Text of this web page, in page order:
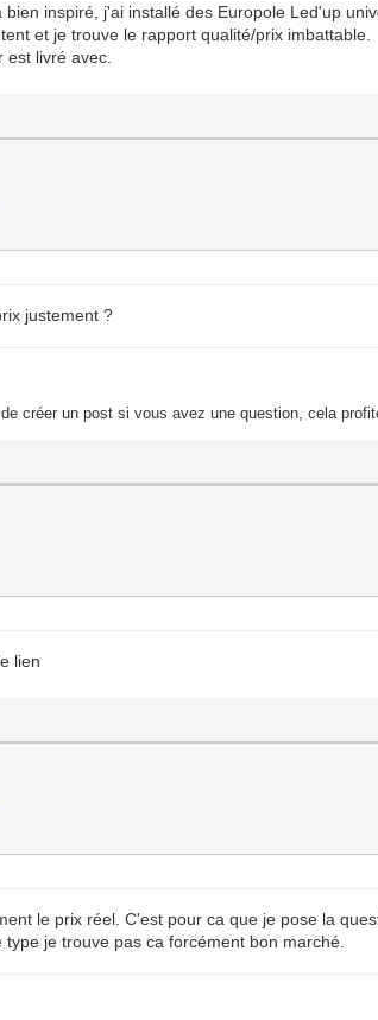
bien inspiré, j'ai installé des Europole Led'up
et je trouve le rapport qualité/prix imbattable.
livré avec.
justement ?
créer un post si vous avez une question, cela
lien
le prix réel. C'est pour ca que je pose la
je trouve pas ca forcément bon marché.